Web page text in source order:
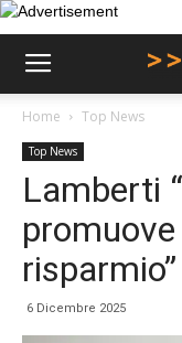
Home Top News
Top News
Lamberti
risparmio”
6 Dicembre 2025